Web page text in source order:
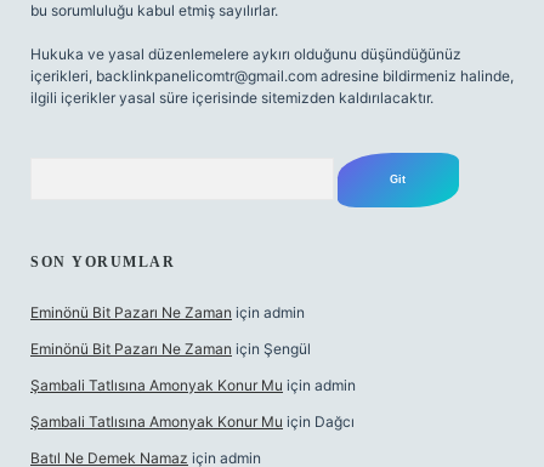
bu sorumluluğu kabul etmiş sayılırlar.
Hukuka ve yasal düzenlemelere aykırı olduğunu düşündüğünüz
içerikleri, backlinkpanelicomtr@gmail.com adresine bildirmeniz halinde,
ilgili içerikler yasal süre içerisinde sitemizden kaldırılacaktır.
SON YORUMLAR
Eminönü Bit Pazarı Ne Zaman için admin
Eminönü Bit Pazarı Ne Zaman için Şengül
Şambali Tatlısına Amonyak Konur Mu için admin
Şambali Tatlısına Amonyak Konur Mu için Dağcı
Batıl Ne Demek Namaz için admin